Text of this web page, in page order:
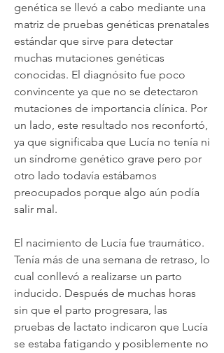
genética se llevó a cabo mediante una
matriz de pruebas genéticas prenatales
estándar que sirve para detectar
muchas mutaciones genéticas
conocidas. El diagnósito fue poco
convincente ya que no se detectaron
mutaciones de importancia clínica. Por
un lado, este resultado nos reconfortó,
ya que significaba que Lucía no tenía ni
un síndrome genético grave pero por
otro lado todavía estábamos
preocupados porque algo aún podía
salir mal.
El nacimiento de Lucía fue traumático.
Tenía más de una semana de retraso, lo
cual conllevó a realizarse un parto
inducido. Después de muchas horas
sin que el parto progresara, las
pruebas de lactato indicaron que Lucía
se estaba fatigando y posiblemente no